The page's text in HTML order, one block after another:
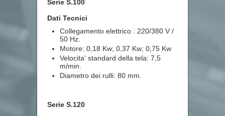
Serie S.100
Dati Tecnici
Collegamento elettrico : 220/380 V /
50 Hz.
Motore: 0,18 Kw; 0,37 Kw; 0,75 Kw
Velocita' standard della tela: 7,5
m/min.
Diametro dei rulli: 80 mm.
Serie S.120